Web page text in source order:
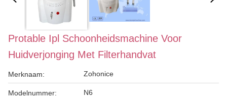
Protable Ipl Schoonheidsmachine Voor
Huidverjonging Met Filterhandvat
Merknaam: Zohonice
Modelnummer: N6